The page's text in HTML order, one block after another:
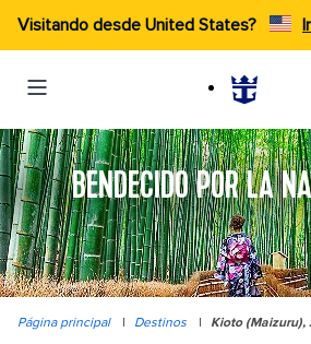
Visitando desde United States?
BENDECIDO POR LA
Página principal | Destinos | Kioto (Maizuru),